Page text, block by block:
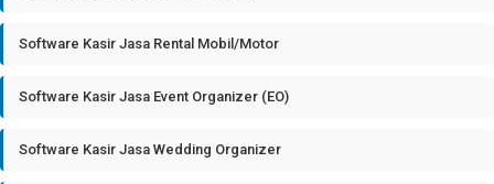
Software Kasir Jasa Rental Mobil/Motor
Software Kasir Jasa Event Organizer (EO)
Software Kasir Jasa Wedding Organizer